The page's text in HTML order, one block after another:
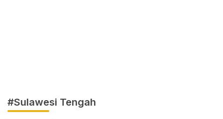
#Sulawesi Tengah